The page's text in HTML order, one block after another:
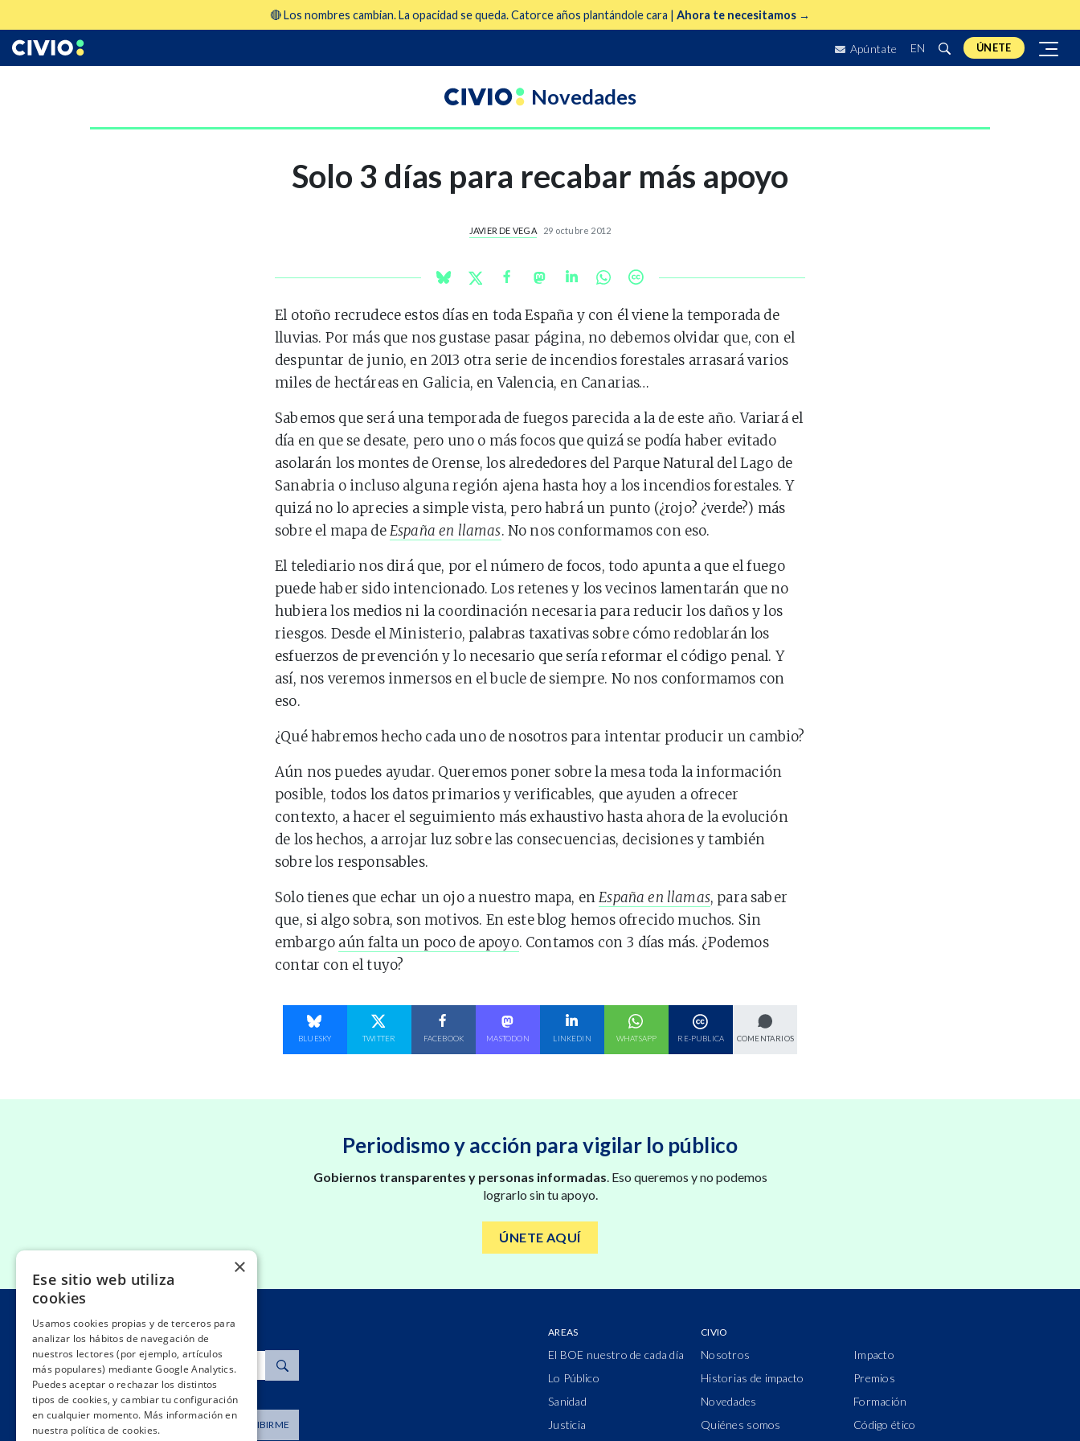
🔴 Los nombres cambian. La opacidad se queda. Catorce años plantándole cara | Ahora te necesitamos →
Apúntate EN ÚNETE
Novedades
Solo 3 días para recabar más apoyo
JAVIER DE VEGA 29 octubre 2012
El otoño recrudece estos días en toda España y con él viene la temporada de
lluvias. Por más que nos gustase pasar página, no debemos olvidar que, con el
despuntar de junio, en 2013 otra serie de incendios forestales arrasará varios
miles de hectáreas en Galicia, en Valencia, en Canarias…
Sabemos que será una temporada de fuegos parecida a la de este año. Variará el
día en que se desate, pero uno o más focos que quizá se podía haber evitado
asolarán los montes de Orense, los alrededores del Parque Natural del Lago de
Sanabria o incluso alguna región ajena hasta hoy a los incendios forestales. Y
quizá no lo aprecies a simple vista, pero habrá un punto (¿rojo? ¿verde?) más
sobre el mapa deEspaña en llamas. No nos conformamos con eso.
El telediario nos dirá que, por el número de focos, todo apunta a que el fuego
puede haber sido intencionado. Los retenes y los vecinos lamentarán que no
hubiera los medios ni la coordinación necesaria para reducir los daños y los
riesgos. Desde el Ministerio, palabras taxativas sobre cómo redoblarán los
esfuerzos de prevención y lo necesario que sería reformar el código penal. Y
así, nos veremos inmersos en el bucle de siempre. No nos conformamos con
eso.
¿Qué habremos hecho cada uno de nosotros para intentar producir un cambio?
Aún nos puedes ayudar. Queremos poner sobre la mesa toda la información
posible, todos los datos primarios y verificables, que ayuden a ofrecer
contexto, a hacer el seguimiento más exhaustivo hasta ahora de la evolución
de los hechos, a arrojar luz sobre las consecuencias, decisiones y también
sobre los responsables.
Solo tienes que echar un ojo a nuestro mapa, enEspaña en llamas, para saber
que, si algo sobra, son motivos. En este blog hemos ofrecido muchos. Sin
embargo aún falta un poco de apoyo. Contamos con 3 días más. ¿Podemos
contar con el tuyo?
COMPARTE EN
BLUESKY
COMPARTE EN
TWITTER
COMPARTE EN
FACEBOOK
COMPARTE EN
MASTODON
COMPARTE EN
LINKEDIN
COMPARTE EN
WHATSAPP RE-PUBLICA COMENTARIOS
Periodismo y acción para vigilar lo público
Gobiernos transparentes y personas informadas . Eso queremos y no podemos
lograrlo sin tu apoyo.
ÚNETE AQUÍ
Buscar
Dirección de correo SUSCRIBIRME
AREAS
El BOE nuestro de cada día
Lo Público
Sanidad
Justicia
CIVIO
Nosotros
Historias de impacto
Novedades
Quiénes somos
Impacto
Premios
Formación
Código ético
×
Ese sitio web utiliza
cookies
Usamos cookies propias y de terceros para
analizar los hábitos de navegación de
nuestros lectores (por ejemplo, artículos
más populares) mediante Google Analytics.
Puedes aceptar o rechazar los distintos
tipos de cookies, y cambiar tu configuración
en cualquier momento. Más información en
nuestra política de cookies.